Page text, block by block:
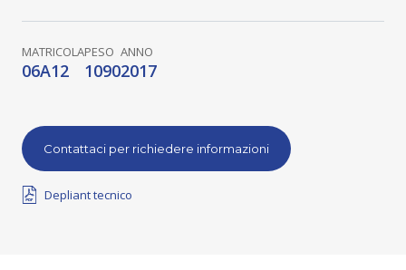
MATRICOLA
06A12
PESO
1090
ANNO
2017
Contattaci per richiedere informazioni
Depliant tecnico